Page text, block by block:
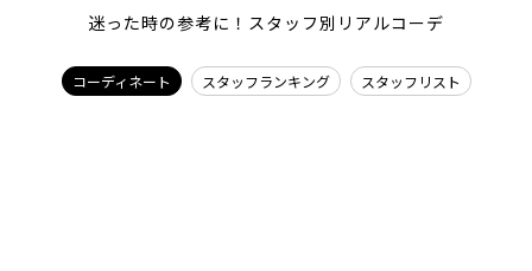
迷った時の参考に！スタッフ別リアルコーデ
コーディネート スタッフランキング スタッフリスト